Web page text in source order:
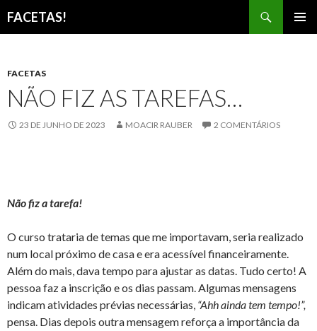
FACETAS!
CONTEÚDO
FACETAS
NÃO FIZ AS TAREFAS…
23 DE JUNHO DE 2023 MOACIR RAUBER 2 COMENTÁRIOS
Não fiz a tarefa!
O curso trataria de temas que me importavam, seria realizado
num local próximo de casa e era acessível financeiramente.
Além do mais, dava tempo para ajustar as datas. Tudo certo! A
pessoa faz a inscrição e os dias passam. Algumas mensagens
indicam atividades prévias necessárias, “Ahh ainda tem tempo!”,
pensa. Dias depois outra mensagem reforça a importância da